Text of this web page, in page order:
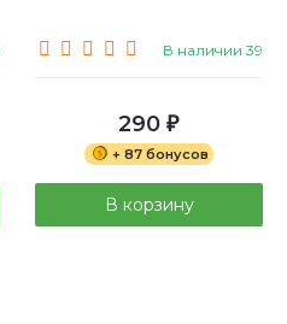
В наличии 39
290 ₽
+ 87 бонусов
В корзину